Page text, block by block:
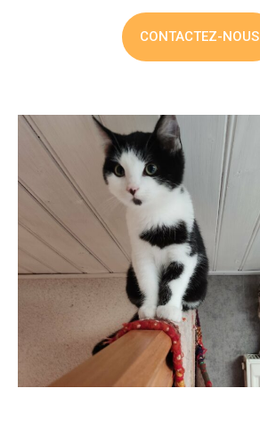
CONTACTEZ-NOUS